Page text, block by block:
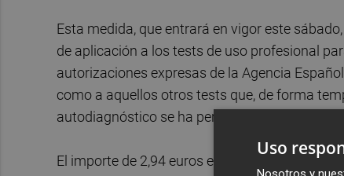
Esta medida, que entrará en vigor este
de aplicación a los tests de uso profesional
autorizaciones expresas de la Agencia
como a aquellos otros tests que, de forma
autodiagnóstico se ha permitido su
El importe de 2,94 euros es "unitario y final
Uso
Nosotros y